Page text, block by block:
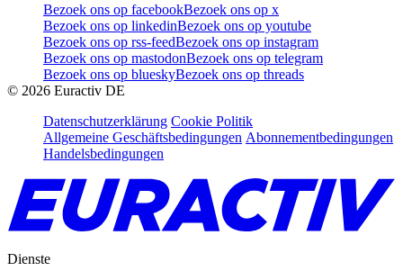
Bezoek ons op facebookBezoek ons op x
Bezoek ons op linkedinBezoek ons op youtube
Bezoek ons op rss-feedBezoek ons op instagram
Bezoek ons op mastodonBezoek ons op telegram
Bezoek ons op blueskyBezoek ons op threads
© 2026 Euractiv DE
Datenschutzerklärung Cookie Politik
Allgemeine Geschäftsbedingungen Abonnementbedingungen
Handelsbedingungen
Dienste